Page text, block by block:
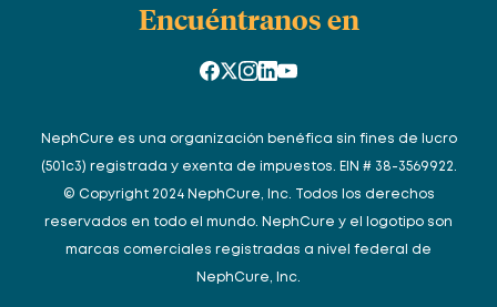
Encuéntranos en
NephCure es una organización benéfica sin fines de lucro
(501c3) registrada y exenta de impuestos. EIN # 38-3569922.
© Copyright 2024 NephCure, Inc. Todos los derechos
reservados en todo el mundo. NephCure y el logotipo son
marcas comerciales registradas a nivel federal de
NephCure, Inc.